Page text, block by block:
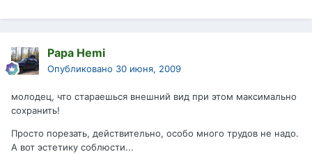
Papa Hemi
Опубликовано 30 июня, 2009
молодец, что стараешься внешний вид при этом максимально
сохранить!
Просто порезать, действительно, особо много трудов не надо.
А вот эстетику соблюсти...